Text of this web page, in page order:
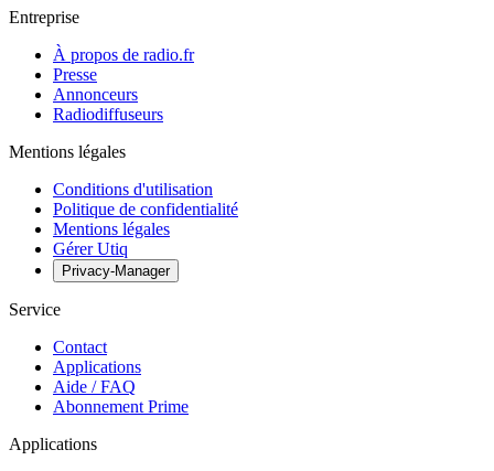
Entreprise
À propos de radio.fr
Presse
Annonceurs
Radiodiffuseurs
Mentions légales
Conditions d'utilisation
Politique de confidentialité
Mentions légales
Gérer Utiq
Privacy-Manager
Service
Contact
Applications
Aide / FAQ
Abonnement Prime
Applications